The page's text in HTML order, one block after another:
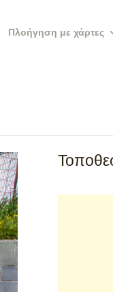
Πλοήγηση με χάρτες